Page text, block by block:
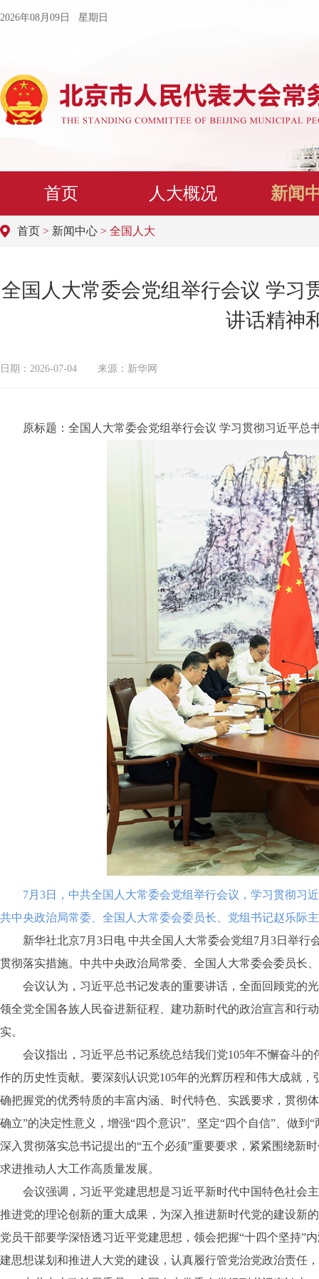
2026年08月09日 星期日
首页 人大概况 新闻
首页 > 新闻中心 > 全国人大
全国人大常委会党组举行会议 学习
讲话精神
日期：2026-07-04 来源：新华网
原标题： 全国人大常委会党组举行会议 学习贯彻习近平总
7月3日，中共全国人大常委会党组举行会议，学习贯彻习近
共中央政治局常委、全国人大常委会委员长、党组书记赵乐际
新华社北京7月3日电 中共全国人大常委会党组7月3日举行
贯彻落实措施。中共中央政治局常委、全国人大常委会委员长
会议认为，习近平总书记发表的重要讲话，全面回顾党的光
领全党全国各族人民奋进新征程、建功新时代的政治宣言和行
实。
会议指出，习近平总书记系统总结我们党105年不懈奋斗的
作的历史性贡献。要深刻认识党105年的光辉历程和伟大成就
确把握党的优秀特质的丰富内涵、时代特色、实践要求，贯彻
确立”的决定性意义，增强“四个意识”、坚定“四个自信”、做
深入贯彻落实总书记提出的“五个必须”重要要求，紧紧围绕新
求进推动人大工作高质量发展。
会议强调，习近平党建思想是习近平新时代中国特色社会主
推进党的理论创新的重大成果，为深入推进新时代党的建设新
党员干部要学深悟透习近平党建思想，领会把握“十四个坚持”
建思想谋划和推进人大党的建设，认真履行管党治党政治责任